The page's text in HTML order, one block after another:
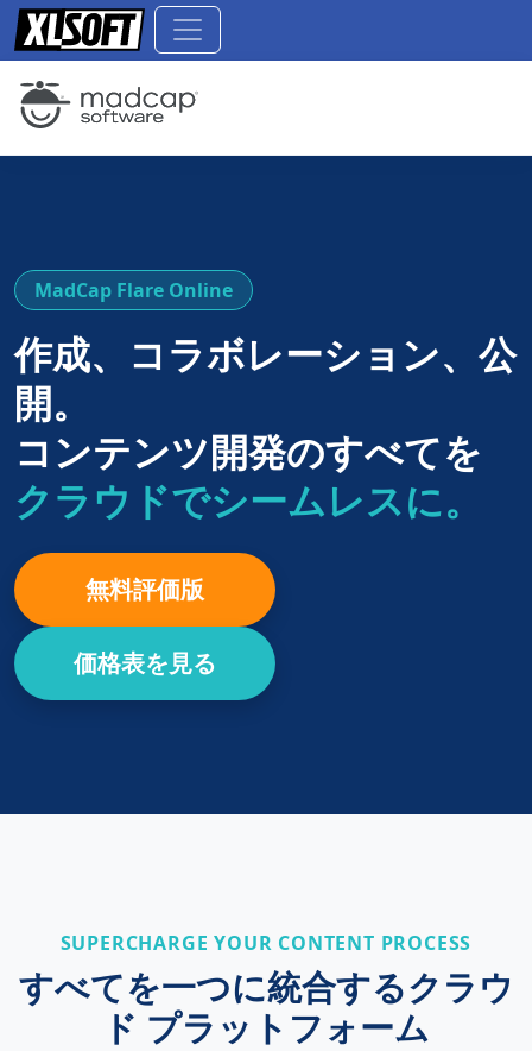
MadCap Flare Online
作成、コラボレーション、公
開。
コンテンツ開発のすべてを
クラウドでシームレスに。
無料評価版
価格表を見る
SUPERCHARGE YOUR CONTENT PROCESS
すべてを一つに統合するクラウ
ド プラットフォーム